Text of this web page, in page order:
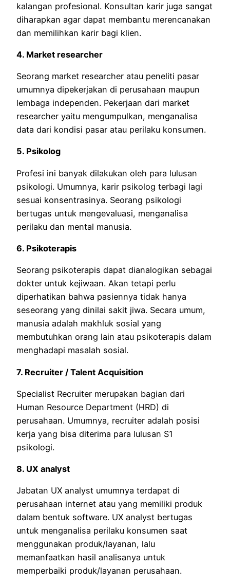
kalangan profesional. Konsultan karir juga sangat
diharapkan agar dapat membantu merencanakan
dan memilihkan karir bagi klien.
4. Market researcher
Seorang market researcher atau peneliti pasar
umumnya dipekerjakan di perusahaan maupun
lembaga independen. Pekerjaan dari market
researcher yaitu mengumpulkan, menganalisa
data dari kondisi pasar atau perilaku konsumen.
5. Psikolog
Profesi ini banyak dilakukan oleh para lulusan
psikologi. Umumnya, karir psikolog terbagi lagi
sesuai konsentrasinya. Seorang psikologi
bertugas untuk mengevaluasi, menganalisa
perilaku dan mental manusia.
6. Psikoterapis
Seorang psikoterapis dapat dianalogikan sebagai
dokter untuk kejiwaan. Akan tetapi perlu
diperhatikan bahwa pasiennya tidak hanya
seseorang yang dinilai sakit jiwa. Secara umum,
manusia adalah makhluk sosial yang
membutuhkan orang lain atau psikoterapis dalam
menghadapi masalah sosial.
7. Recruiter / Talent Acquisition
Specialist Recruiter merupakan bagian dari
Human Resource Department (HRD) di
perusahaan. Umumnya, recruiter adalah posisi
kerja yang bisa diterima para lulusan S1
psikologi.
8. UX analyst
Jabatan UX analyst umumnya terdapat di
perusahaan internet atau yang memiliki produk
dalam bentuk software. UX analyst bertugas
untuk menganalisa perilaku konsumen saat
menggunakan produk/layanan, lalu
memanfaatkan hasil analisanya untuk
memperbaiki produk/layanan perusahaan.